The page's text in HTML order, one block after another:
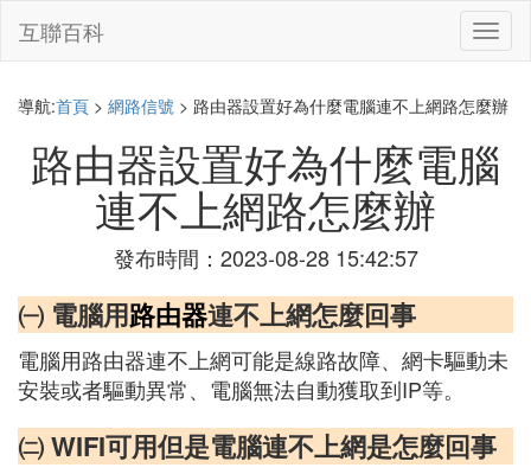
切
換
航
互聯百科
導航:首頁 > 網路信號 > 路由器設置好為什麼電腦連不上網路怎麼辦
路由器設置好為什麼電腦
連不上網路怎麼辦
發布時間：2023-08-28 15:42:57
㈠ 電腦用路由器連不上網怎麼回事
電腦用路由器連不上網可能是線路故障、網卡驅動未
安裝或者驅動異常、電腦無法自動獲取到IP等。
㈡ WIFI可用但是電腦連不上網是怎麼回事